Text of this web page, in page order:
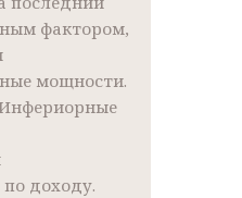
фактором,
мощности.
доходу.